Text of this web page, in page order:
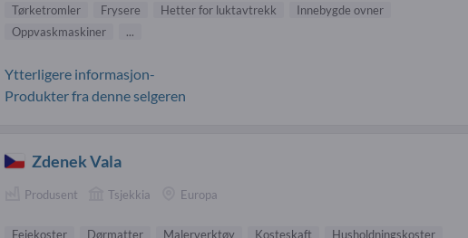
Tørketromler
Frysere Hetter for luktavtrekk
Innebygde ovner
Oppvaskmaskiner
...
Ytterligere informasjon-
Produkter fra denne selgeren
Zdenek Vala
Produsent Tsjekkia Europa
Feiekoster Dørmatter Malerverktøy Kosteskaft
Husholdningskoster